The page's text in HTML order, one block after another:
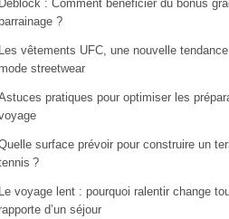
: Comment bénéficier du bonus
?
vêtements UFC, une nouvelle
streetwear
pratiques pour optimiser les
surface prévoir pour construire un
?
voyage lent : pourquoi ralentir change
d’un séjour